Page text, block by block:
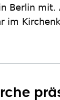
Berlin mit.
im